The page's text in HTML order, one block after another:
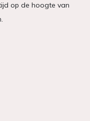
op de hoogte van